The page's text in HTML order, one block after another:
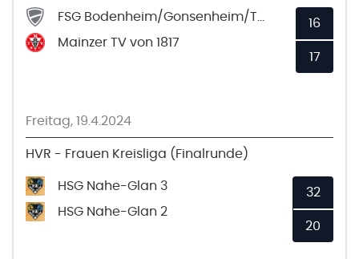
Mainzer TV von 1817
16
17
Freitag, 19.4.2024
HVR - Frauen Kreisliga (Finalrunde)
HSG Nahe-Glan 3
HSG Nahe-Glan 2
32
20